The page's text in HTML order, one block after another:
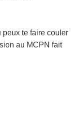
peux te faire couler
au MCPN fait